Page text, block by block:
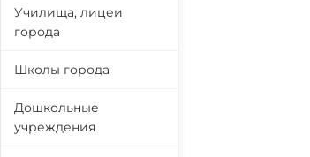
Училища, лицеи
города
Школы города
Дошкольные
учреждения